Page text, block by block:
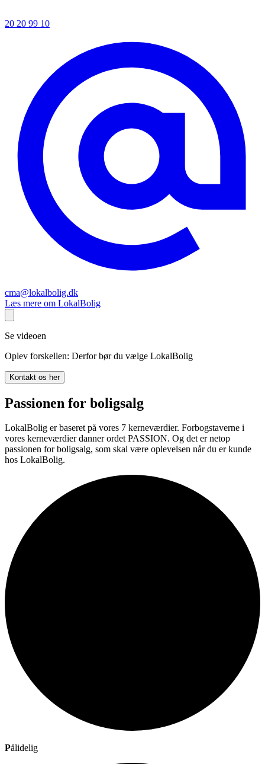
20 20 99 10
cma@lokalbolig.dk
Læs mere om LokalBolig
Se videoen
Oplev forskellen: Derfor bør du vælge LokalBolig
Kontakt os her
Passionen for boligsalg
LokalBolig er baseret på vores 7 kerneværdier. Forbogstaverne i
vores kerneværdier danner ordet PASSION. Og det er netop
passionen for boligsalg, som skal være oplevelsen når du er kunde
hos LokalBolig.
Pålidelig